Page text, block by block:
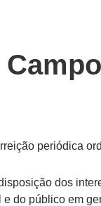
periódica
dos
do público em